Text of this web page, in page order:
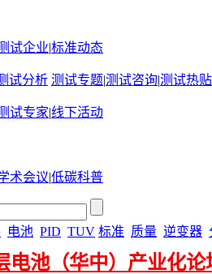
试企业|标准动态
试分析 测试专题|测试咨询|测试热贴
试专家|线下活动
术会议|低碳科普
电池 PID TUV 标准 质量 逆变器
电池（华中）产业化论